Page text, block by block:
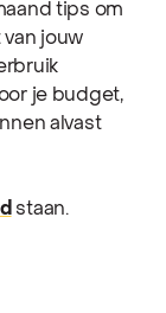
tips om
jouw
je budget,
alvast
staan.